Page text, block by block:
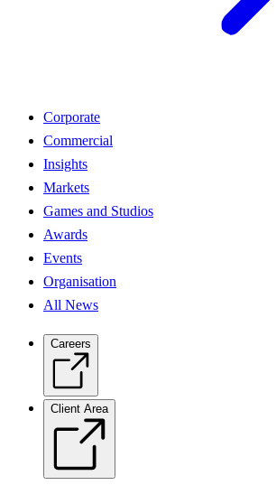
Corporate
Commercial
Insights
Markets
Games and Studios
Awards
Events
Organisation
All News
Careers
Client Area